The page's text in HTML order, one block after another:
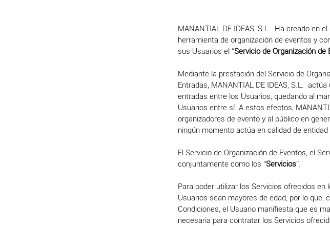
MANANTIAL DE IDEAS, S.L. Ha creado en
herramienta de organización de eventos y
sus Usuarios el “Servicio de Organización de
Mediante la prestación del Servicio de
Entradas, MANANTIAL DE IDEAS, S.L.
entradas entre los Usuarios, quedando al
Usuarios entre sí. A estos efectos,
organizadores de evento y al público en
ningún momento actúa en calidad de
El Servicio de Organización de Eventos, el
conjuntamente como los “Servicios”.
Para poder utilizar los Servicios ofrecidos
Usuarios sean mayores de edad, por lo
Condiciones, el Usuario manifiesta que es
necesaria para contratar los Servicios